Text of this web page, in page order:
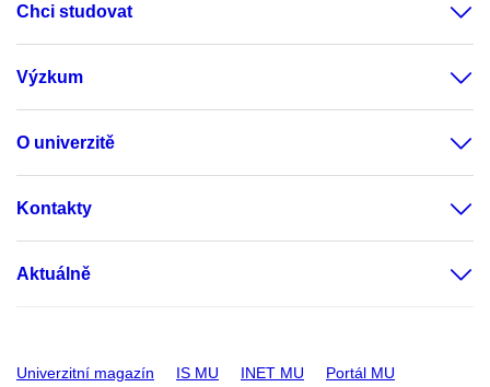
Chci studovat
Výzkum
O univerzitě
Kontakty
Aktuálně
Univerzitní magazín IS MU INET MU Portál MU